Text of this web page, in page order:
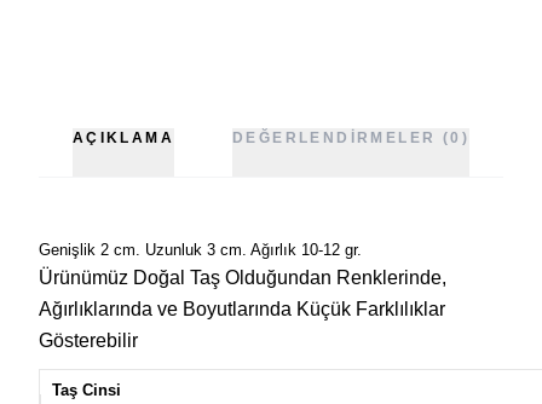
AÇIKLAMA DEĞERLENDIRMELER (0)
Genişlik 2 cm. Uzunluk 3 cm. Ağırlık 10-12 gr.
Ürünümüz Doğal Taş Olduğundan Renklerinde,
Ağırlıklarında ve Boyutlarında Küçük Farklılıklar
Gösterebilir
Taş Cinsi